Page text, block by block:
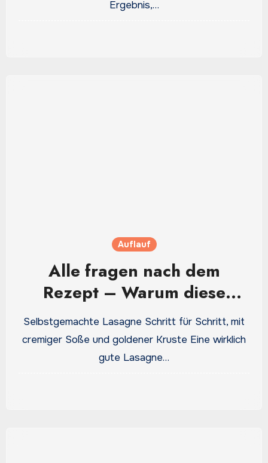
Ergebnis,…
Auflauf
Alle fragen nach dem
Rezept – Warum diese
Lasagne so viel besser
schmeckt
Selbstgemachte Lasagne Schritt für Schritt, mit
cremiger Soße und goldener Kruste Eine wirklich
gute Lasagne…